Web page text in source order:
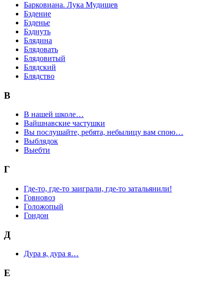
Барковиана. Лука Мудищев
Бздение
Бзденье
Бзднуть
Блядина
Блядовать
Блядовитый
Блядский
Блядство
В
В нашей школе…
Вайшнавские частушки
Вы послушайте, ребята, небылицу вам спою…
Выблядок
Выебти
Г
Где-то, где-то заиграли, где-то затальянили!
Говновоз
Голожопый
Гондон
Д
Дура я, дура я…
Е